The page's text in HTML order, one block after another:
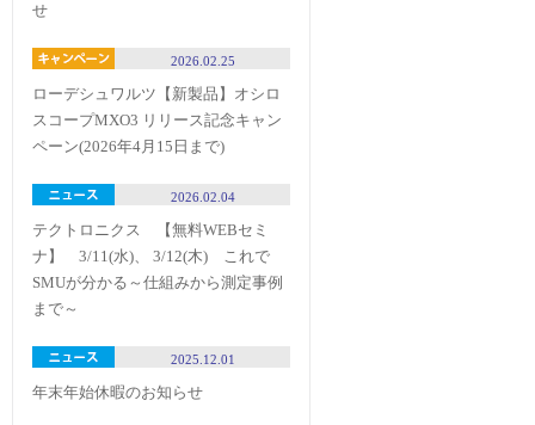
せ
2026.02.25
ローデシュワルツ【新製品】オシロ
スコープMXO3 リリース記念キャン
ペーン(2026年4月15日まで)
2026.02.04
テクトロニクス 【無料WEBセミ
ナ】 3/11(水)、 3/12(木) これで
SMUが分かる～仕組みから測定事例
まで～
2025.12.01
年末年始休暇のお知らせ